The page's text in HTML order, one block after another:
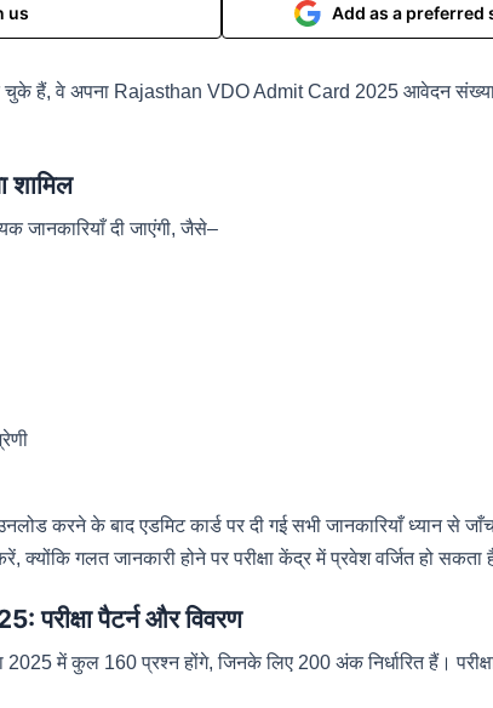
us Add as a preferred
चुके हैं, वे अपना Rajasthan VDO Admit Card 2025 आवेदन
शामिल
जानकारियाँ दी जाएंगी, जैसे–
करने के बाद एडमिट कार्ड पर दी गई सभी जानकारियाँ ध्यान से
क्योंकि गलत जानकारी होने पर परीक्षा केंद्र में प्रवेश वर्जित हो सकता
परीक्षा पैटर्न और विवरण
2025 में कुल 160 प्रश्न होंगे, जिनके लिए 200 अंक निर्धारित हैं।